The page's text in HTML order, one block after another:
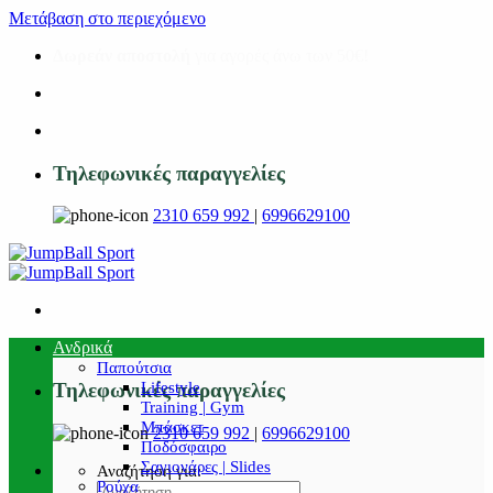
Μετάβαση στο περιεχόμενο
Τηλεφωνικές παραγγελίες
2310 659 992 | 6996629100
Τηλεφωνικές παραγγελίες
2310 659 992 | 6996629100
Αναζήτηση για:
Ανδρικά
Παπούτσια
Lifestyle
Training | Gym
Μπάσκετ
Ποδόσφαιρο
Σαγιονάρες | Slides
Ρούχα